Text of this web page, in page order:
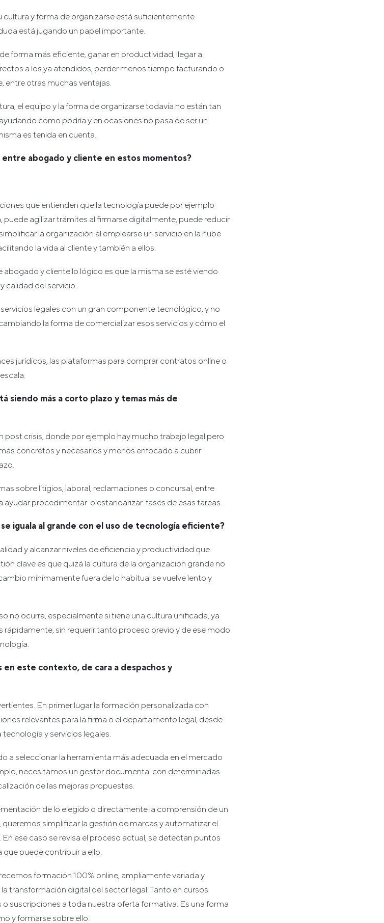
cultura y forma de organizarse está suficientemente
está jugando un papel importante.
forma más eficiente, ganar en productividad, llegar a
a los ya atendidos, perder menos tiempo facturando o
entre otras muchas ventajas.
el equipo y la forma de organizarse todavía no están tan
como podría y en ocasiones no pasa de ser un
es tenida en cuenta.
abogado y cliente en estos momentos?
que entienden que la tecnología puede por ejemplo
puede agilizar trámites al firmarse digitalmente, puede reducir
la organización al emplearse un servicio en la nube
la vida al cliente y también a ellos.
abogado y cliente lo lógico es que la misma se esté viendo
calidad del servicio.
legales con un gran componente tecnológico, y no
la forma de comercializar esos servicios y cómo el
jurídicos, las plataformas para comprar contratos online o
siendo más a corto plazo y temas más de
post crisis, donde por ejemplo hay mucho trabajo legal pero
concretos y necesarios y menos enfocado a cubrir
sobre litigios, laboral, reclamaciones o concursal, entre
ayudar procedimentar o estandarizar fases de esas tareas.
iguala al grande con el uso de tecnología eficiente?
y alcanzar niveles de eficiencia y productividad que
clave es que quizá la cultura de la organización grande no
mínimamente fuera de lo habitual se vuelve lento y
no ocurra, especialmente si tiene una cultura unificada, ya
sin requerir tanto proceso previo y de ese modo
este contexto, de cara a despachos y
En primer lugar la formación personalizada con
relevantes para la firma o el departamento legal, desde
y servicios legales.
a seleccionar la herramienta más adecuada en el mercado
necesitamos un gestor documental con determinadas
de las mejoras propuestas.
de lo elegido o directamente la comprensión de un
simplificar la gestión de marcas y automatizar el
ese caso se revisa el proceso actual, se detectan puntos
puede contribuir a ello.
formación 100% online, ampliamente variada y
transformación digital del sector legal. Tanto en cursos
suscripciones a toda nuestra oferta formativa. Es una forma
y formarse sobre ello.